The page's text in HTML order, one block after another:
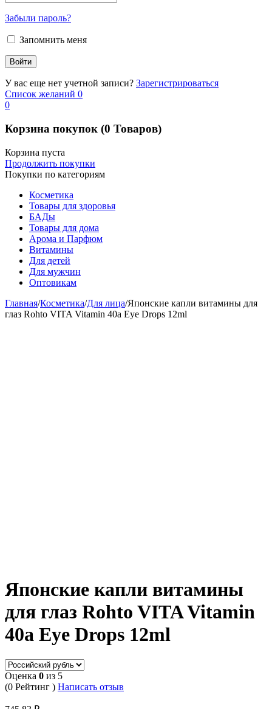
Забыли пароль?
Запомнить меня
У вас еще нет учетной записи? Зарегистрироваться
Список желаний 0
0
Корзина покупок (0 Товаров)
Корзина пуста
Продолжить покупки
Покупки по категориям
Косметика
Товары для здоровья
БАДы
Товары для дома
Арома и Парфюм
Витамины
Для детей
Для мужчин
Оптовикам
Главная/Косметика/Для лица/Японские капли витамины для
глаз Rohto VITA Vitamin 40a Eye Drops 12ml
Японские капли витамины
для глаз Rohto VITA Vitamin
40a Eye Drops 12ml
Оценка 0 из 5
(0 Рейтинг ) Написать отзыв